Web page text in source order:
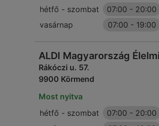
hétfő - szombat
07:00 - 20:00
vasárnap
07:00 - 19:00
ALDI Magyarország
Rákóczi u. 57.
9900 Körmend
Most nyitva
hétfő - szombat
07:00 - 20:00